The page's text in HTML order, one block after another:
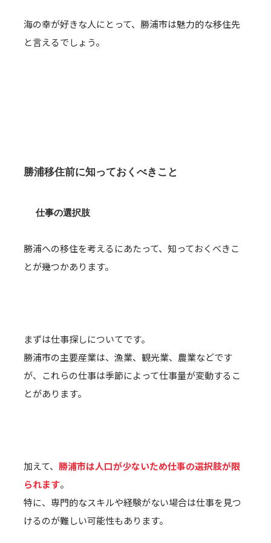
海の幸が好きな人にとって、勝浦市は魅力的な移住先
と言えるでしょう。
勝浦移住前に知っておくべきこと
仕事の選択肢
勝浦への移住を考えるにあたって、知っておくべきこ
とが幾つかあります。
まずは仕事探しについてです。
勝浦市の主要産業は、漁業、観光業、農業などです
が、これらの仕事は季節によって仕事量が変動するこ
とがあります。
加えて、 勝浦市は人口が少ないため仕事の選択肢が限
られます。
特に、専門的なスキルや経験がない場合は仕事を見つ
けるのが難しい可能性もあります。